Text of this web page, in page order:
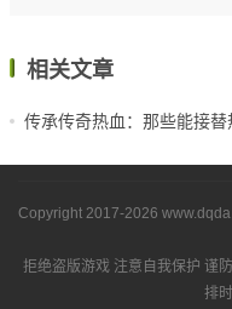
相关文章
传承传奇热血：那些能接
Copyright 2017-2026
拒绝盗版游戏 注意自我保护 谨
排